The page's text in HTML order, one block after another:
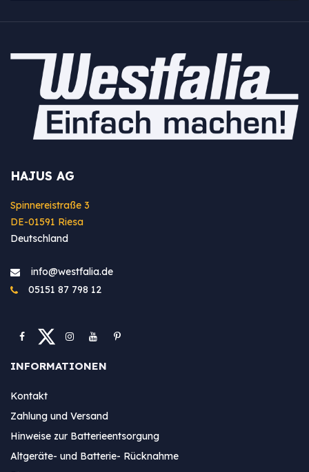
HAJUS AG
Spinnereistraße 3
DE-01591 Riesa
Deutschland
info@westfa​lia.de
05151 87 798 12
INFORMATIONEN
Kontakt
Zahlung und Versand
Hinweise zur Batterieentsorgung
Altgeräte- und Batterie- Rücknahme